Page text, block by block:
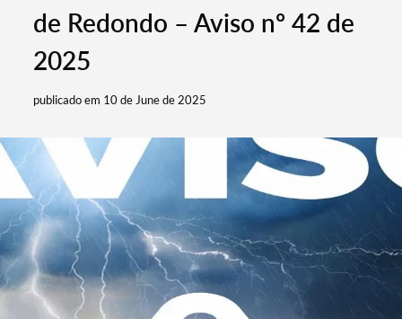
de Redondo – Aviso nº 42 de
2025
publicado em 10 de June de 2025